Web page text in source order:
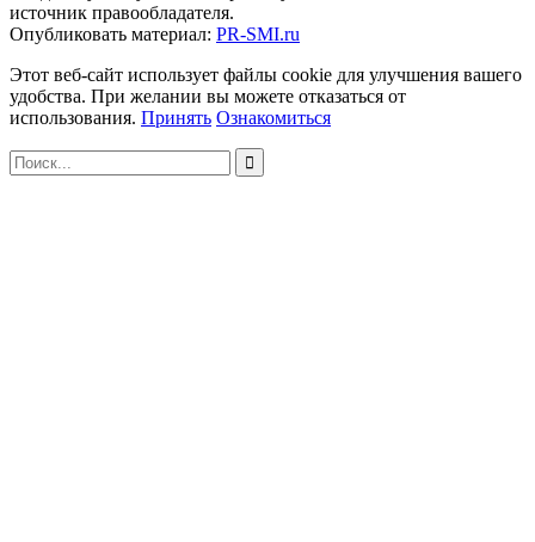
источник правообладателя.
Опубликовать материал: PR-SMI.ru
Этот веб-сайт использует файлы cookie для улучшения вашего
удобства. При желании вы можете отказаться от
использования. Принять Ознакомиться